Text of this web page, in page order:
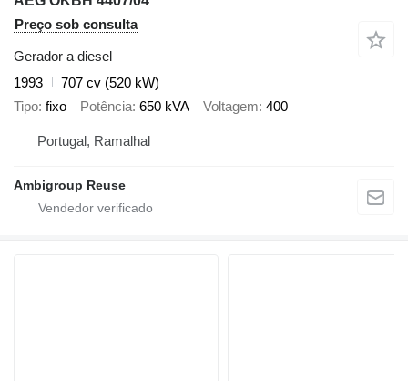
Preço sob consulta
Gerador a diesel
1993
707 cv (520 kW)
Tipo fixo Potência 650 kVA Voltagem 400
Portugal, Ramalhal
Ambigroup Reuse